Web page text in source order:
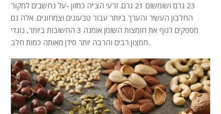
23 גרם ושומשום 21 גרם. זרעי הצ’יה כמזון -על נחשבים למקור
החלבון העשיר והערך ביותר עבור טבעונים וצמחונים. אלה גם
מספקים לגוף את חומצות השומן אומגה 3 החשובות ביותר, נוגדי
חמצון רבים והרבה יותר סידן מאותה כמות חלב..